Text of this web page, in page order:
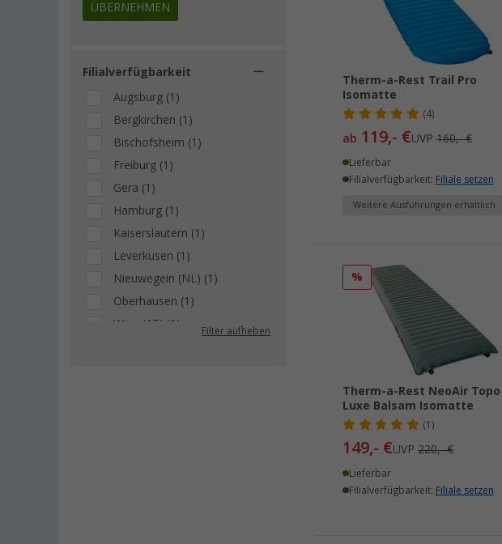
ÜBERNEHMEN
Filialverfügbarkeit
Augsburg (1)
Bergkirchen (1)
Bischofsheim (1)
Freiburg (1)
Gera (1)
Hamburg (1)
Kaiserslautern (1)
Leverkusen (1)
Nieuwegein (NL) (1)
Oberhausen (1)
Wien (AT) (1)
Filter aufheben
Therm-a-Rest Trail Pro
Isomatte
(4)
ab 119,- €UVP160,- €
Lieferbar
Filialverfügbarkeit: Filiale setzen
Weitere Ausführungen erhältlich
%
Therm-a-Rest NeoAir Topo
Luxe Balsam Isomatte
(1)
149,- €UVP220,- €
Lieferbar
Filialverfügbarkeit: Filiale setzen